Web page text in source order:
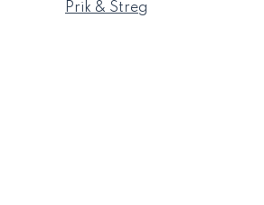
Prik & Streg